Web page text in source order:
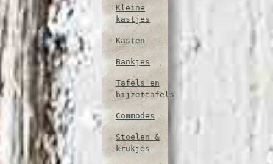
Kleine
kastjes
Kasten
Bankjes
Tafels en
bijzettafels
Commodes
Stoelen &
krukjes